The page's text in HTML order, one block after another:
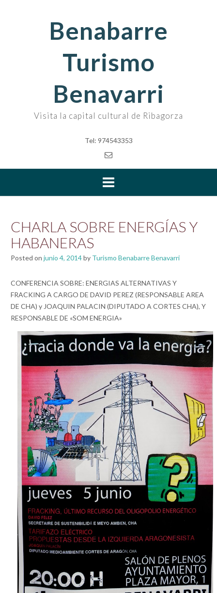
Benabarre
Turismo
Benavarri
Visita la capital cultural de Ribagorza
Tel: 974543353
CHARLA SOBRE ENERGÍAS Y
HABANERAS
Posted on junio 4, 2014by Turismo Benabarre Benavarri
CONFERENCIA SOBRE: ENERGIAS ALTERNATIVAS Y
FRACKING A CARGO DE DAVID PEREZ (RESPONSABLE AREA
DE CHA) y JOAQUIN PALACIN (DIPUTADO A CORTES CHA), Y
RESPONSABLE DE «SOM ENERGIA»